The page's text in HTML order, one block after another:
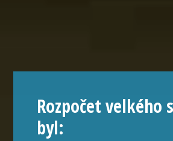
Rozpočet velkého
byl: